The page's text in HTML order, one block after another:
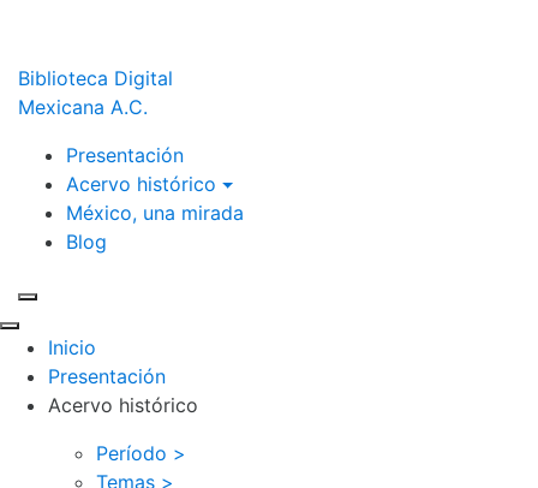
Biblioteca Digital
Mexicana A.C.
Presentación
Acervo histórico
México, una mirada
Blog
Inicio
Presentación
Acervo histórico
Período >
Temas >